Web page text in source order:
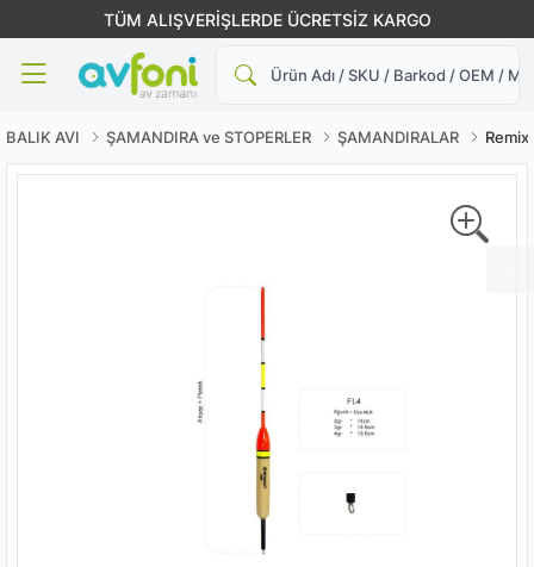
TÜM ALIŞVERİŞLERDE ÜCRETSİZ KARGO
BALIK AVI ŞAMANDIRA ve STOPERLER ŞAMANDIRALAR